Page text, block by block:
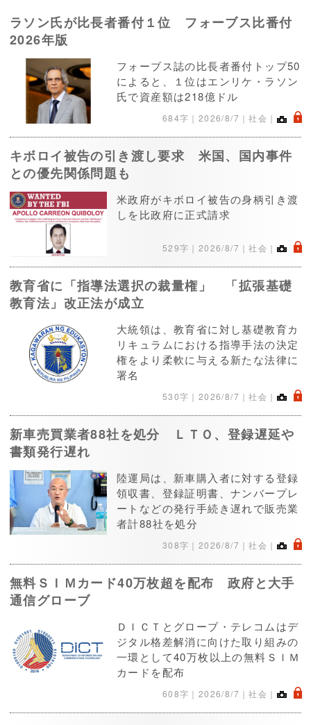
ラソン氏が比長者番付１位 フォーブス比番付
2026年版
フォーブス誌の比長者番付トップ50
によると、１位はエンリケ・ラソン
氏で資産額は218億ドル
684字｜ 2026/8/7 ｜社会｜ .
キボロイ被告の引き渡し要求 米国、国内事件
との優先関係問題も
米政府がキボロイ被告の身柄引き渡
しを比政府に正式請求
529字｜ 2026/8/7 ｜社会｜ .
教育省に「指導法選択の裁量権」 「拡張基礎
教育法」改正法が成立
大統領は、教育省に対し基礎教育カ
リキュラムにおける指導手法の決定
権をより柔軟に与える新たな法律に
署名
530字｜ 2026/8/7 ｜社会｜ .
新車売買業者88社を処分 ＬＴＯ、登録遅延や
書類発行遅れ
陸運局は、新車購入者に対する登録
領収書、登録証明書、ナンバープレ
ートなどの発行手続き遅れで販売業
者計88社を処分
308字｜ 2026/8/7 ｜社会｜ .
無料ＳＩＭカード40万枚超を配布 政府と大手
通信グローブ
ＤＩＣＴとグローブ・テレコムはデ
ジタル格差解消に向けた取り組みの
一環として40万枚以上の無料ＳＩＭ
カードを配布
608字｜ 2026/8/7 ｜社会｜ .